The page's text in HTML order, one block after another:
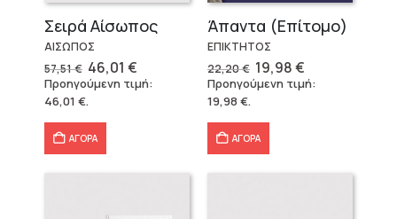
Σειρά Αίσωπος
ΑΙΣΩΠΟΣ
57,51€ Original
price
was:
57,51 €.
46,01 €Η
τρέχουσα
τιμή
Προηγούμενη τιμή:
46,01 €.
ΑΓΟΡΑ
Άπαντα (Επίτομο)
ΕΠΙΚΤΗΤΟΣ
22,20€ Original
price
was:
19,98€Η
τρέχουσα
τιμή
Προηγούμενη τιμή:
19,98 €.
ΑΓΟΡΑ